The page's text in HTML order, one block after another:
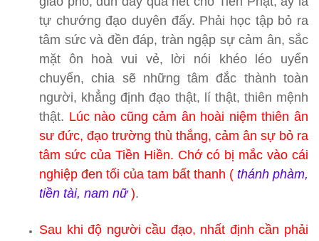
tự chướng đạo duyên đấy. Phải học tập bỏ ra
tâm sức và đền đáp, tràn ngập sự cảm ân, sắc
mặt ôn hoà vui vẻ, lời nói khéo léo uyển
chuyển, chia sẽ những tâm đắc thành toàn
người, khẳng định đạo thật, lí thật, thiên mệnh
thật. Lúc nào cũng cảm ân hoài niệm thiên ân
sư đức, đạo trường thù thắng, cảm ân sự bỏ ra
tâm sức của Tiền Hiền. Chớ có bị mắc vào cái
nghiệp đen tối của tam bất thanh ( thánh phàm,
tiền tài, nam nữ).
Sau khi độ người cầu đạo, nhất định cần phải